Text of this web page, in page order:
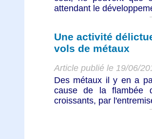
attendant le
Une activité
vols de métaux
Article publié le 19/06/
Des métaux il y en a
cause de la flambée
croissants, par